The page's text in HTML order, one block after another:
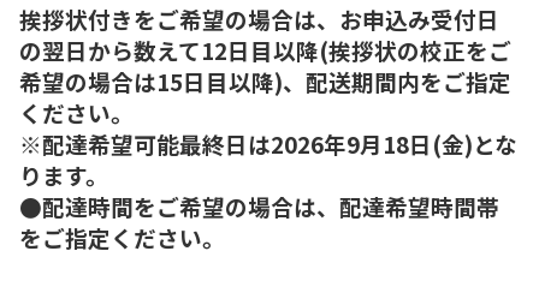
挨拶状付きをご希望の場合は、お申込み受付日
の翌日から数えて12日目以降(挨拶状の校正をご
希望の場合は15日目以降)、配送期間内をご指定
ください。
※配達希望可能最終日は2026年9月18日(金)とな
ります。
●配達時間をご希望の場合は、配達希望時間帯
をご指定ください。